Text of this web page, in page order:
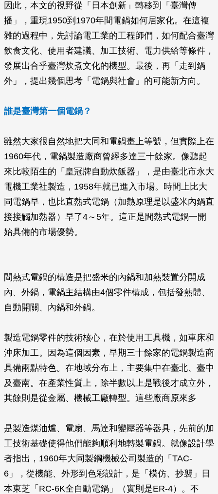
因此，本文的視野從「日本創新」轉移到「臺灣傳
播」，重現1950到1970年間電鍋如何居家化。在這複
雜的過程中，先討論電工業的工程師們，如何配合臺灣
飲食文化、使用者建議、加工技術、電力供給等條件，
發展出合乎臺灣炊煮文化的機型。最後，再「走到鍋
外」，提出幾個思考「電鍋與社會」的可能新方向。
誰是臺灣第一個電鍋？
雖然大家很自然地把大同和電鍋畫上等號，但實際上在
1960年代，電鍋製造廠商曾經多達三十餘家。像聽起
來比較陌生的「皇冠牌自動炊飯器」，是由臺北市永大
電機工業社製造，1958年就已進入市場。時間上比大
同電鍋早，也比直熱式電鍋（加熱原理是以盛米內鍋直
接接觸加熱器）早了4～5年。這正是間熱式電鍋一開
始具備的市場優勢。
間熱式電鍋的構造是把盛米的內鍋和加熱裝置分開成
內、外鍋，電鍋主結構由4個零件構成，包括發熱體、
自動開關、內鍋和外鍋。
製造電鍋零件的技術核心，在於使用工具機，如車床和
沖床加工。因為這個因素，早期三十餘家的電鍋製造商
具備兩點特色。在地域分布上，主要集中在臺北、臺中
及臺南。在產業性質上，除半數以上是戰後才成立外，
其餘則是從金屬、機械工廠轉型。這些廠商原來多
是製造煤油爐、電扇、馬達和變壓器等器具，先前的加
工技術基礎使得他們能夠順利地轉製電鍋。就像設計學
者指出，1960年大同製鋼機械公司製造的「TAC-
6」，從機能、外形到色彩設計，是「模仿、抄襲」日
本東芝「RC-6K全自動電鍋」（實則是ER-4）。不